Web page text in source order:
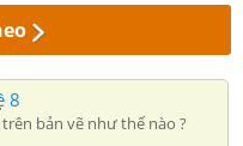
8
bản vẽ như thế nào ?